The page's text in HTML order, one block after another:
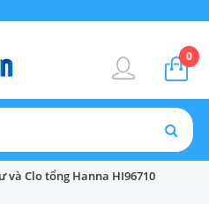
0
và Clo tổng Hanna HI96710